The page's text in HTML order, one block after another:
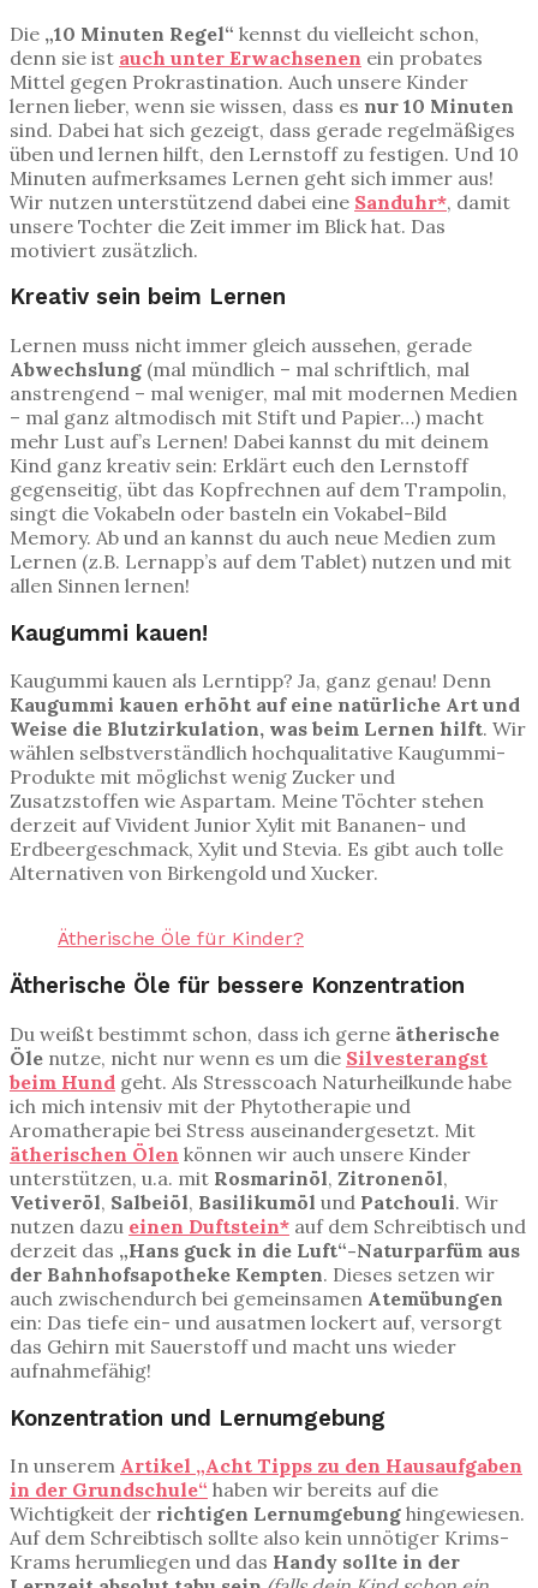
Die „10 Minuten Regel“ kennst du vielleicht schon,
denn sie ist auch unter Erwachsenen ein probates
Mittel gegen Prokrastination. Auch unsere Kinder
lernen lieber, wenn sie wissen, dass es nur 10 Minuten
sind. Dabei hat sich gezeigt, dass gerade regelmäßiges
üben und lernen hilft, den Lernstoff zu festigen. Und 10
Minuten aufmerksames Lernen geht sich immer aus!
Wir nutzen unterstützend dabei eine Sanduhr*, damit
unsere Tochter die Zeit immer im Blick hat. Das
motiviert zusätzlich.
Kreativ sein beim Lernen
Lernen muss nicht immer gleich aussehen, gerade
Abwechslung (mal mündlich – mal schriftlich, mal
anstrengend – mal weniger, mal mit modernen Medien
– mal ganz altmodisch mit Stift und Papier…) macht
mehr Lust auf’s Lernen! Dabei kannst du mit deinem
Kind ganz kreativ sein: Erklärt euch den Lernstoff
gegenseitig, übt das Kopfrechnen auf dem Trampolin,
singt die Vokabeln oder basteln ein Vokabel-Bild
Memory. Ab und an kannst du auch neue Medien zum
Lernen (z.B. Lernapp’s auf dem Tablet) nutzen und mit
allen Sinnen lernen!
Kaugummi kauen!
Kaugummi kauen als Lerntipp? Ja, ganz genau! Denn
Kaugummi kauen erhöht auf eine natürliche Art und
Weise die Blutzirkulation, was beim Lernen hilft. Wir
wählen selbstverständlich hochqualitative Kaugummi-
Produkte mit möglichst wenig Zucker und
Zusatzstoffen wie Aspartam. Meine Töchter stehen
derzeit auf Vivident Junior Xylit mit Bananen- und
Erdbeergeschmack, Xylit und Stevia. Es gibt auch tolle
Alternativen von Birkengold und Xucker.
Ätherische Öle für Kinder?
Ätherische Öle für bessere Konzentration
Du weißt bestimmt schon, dass ich gerne ätherische
Öle nutze, nicht nur wenn es um die Silvesterangst
beim Hund geht. Als Stresscoach Naturheilkunde habe
ich mich intensiv mit der Phytotherapie und
Aromatherapie bei Stress auseinandergesetzt. Mit
ätherischen Ölen können wir auch unsere Kinder
unterstützen, u.a. mit Rosmarinöl, Zitronenöl,
Vetiveröl, Salbeiöl, Basilikumöl und Patchouli. Wir
nutzen dazu einen Duftstein* auf dem Schreibtisch und
derzeit das „Hans guck in die Luft“-Naturparfüm aus
der Bahnhofsapotheke Kempten. Dieses setzen wir
auch zwischendurch bei gemeinsamen Atemübungen
ein: Das tiefe ein- und ausatmen lockert auf, versorgt
das Gehirn mit Sauerstoff und macht uns wieder
aufnahmefähig!
Konzentration und Lernumgebung
In unserem Artikel „Acht Tipps zu den Hausaufgaben
in der Grundschule“ haben wir bereits auf die
Wichtigkeit der richtigen Lernumgebung hingewiesen.
Auf dem Schreibtisch sollte also kein unnötiger Krims-
Krams herumliegen und das Handy sollte in der